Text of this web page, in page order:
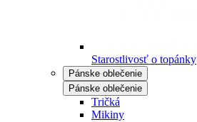
Starostlivosť o topánky
Pánske oblečenie
Pánske oblečenie
Tričká
Mikiny